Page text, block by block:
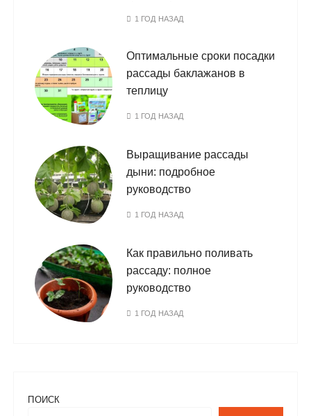
1 ГОД НАЗАД
Оптимальные сроки посадки
рассады баклажанов в
теплицу
1 ГОД НАЗАД
Выращивание рассады
дыни: подробное
руководство
1 ГОД НАЗАД
Как правильно поливать
рассаду: полное
руководство
1 ГОД НАЗАД
ПОИСК